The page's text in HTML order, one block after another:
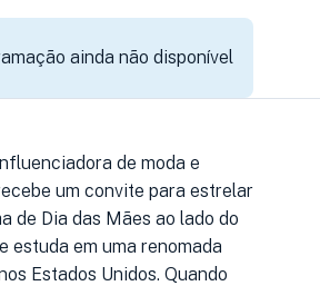
ainda não disponível
de moda e
um convite para estrelar
de Dia das Mães ao lado do
estuda em uma renomada
Estados Unidos. Quando